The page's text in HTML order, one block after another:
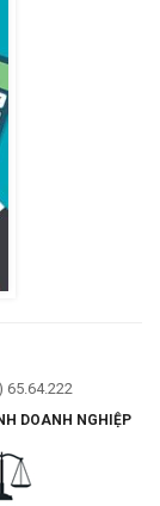
65.64.222
DOANH NGHIỆP